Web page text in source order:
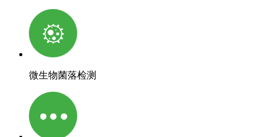
微生物菌落检测